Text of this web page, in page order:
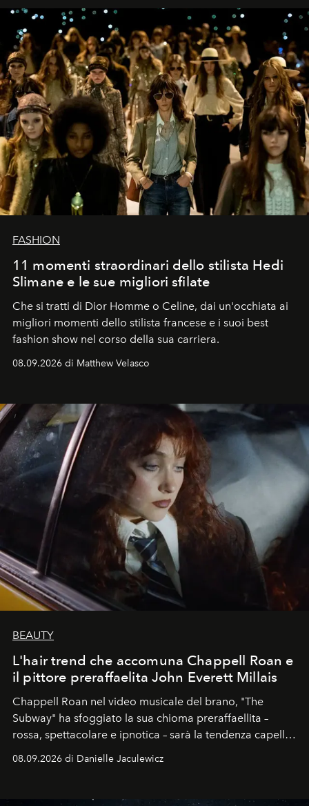
FASHION
11 momenti straordinari dello stilista Hedi
Slimane e le sue migliori sfilate
Che si tratti di Dior Homme o Celine, dai un'occhiata ai
migliori momenti dello stilista francese e i suoi best
fashion show nel corso della sua carriera.
08.09.2026 di Matthew Velasco
BEAUTY
L'hair trend che accomuna Chappell Roan e
il pittore preraffaelita John Everett Millais
Chappell Roan nel video musicale del brano, "The
Subway" ha sfoggiato la sua chioma preraffaellita –
rossa, spettacolare e ipnotica – sarà la tendenza capelli
08.09.2026 di Danielle Jaculewicz